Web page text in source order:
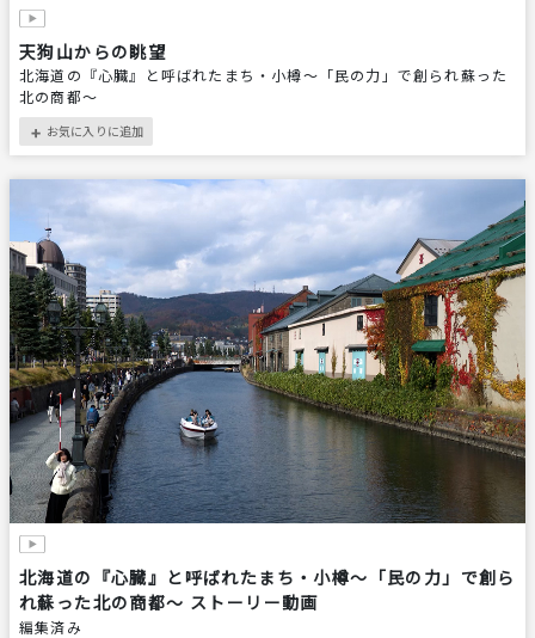
天狗山からの眺望
北海道の『心臓』と呼ばれたまち・小樽～「民の力」で創られ蘇った
北の商都～
＋ お気に入りに追加
北海道の『心臓』と呼ばれたまち・小樽～「民の力」で創ら
れ蘇った北の商都～ ストーリー動画
編集済み